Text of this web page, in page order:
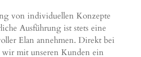
von individuellen Konzepte
Ausführung ist stets eine
Elan annehmen. Direkt bei
mit unseren Kunden ein